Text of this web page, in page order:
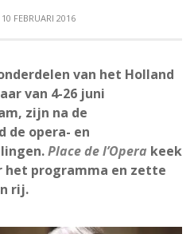
10 FEBRUARI 2016
van het Holland
van 4-26 juni
zijn na de
opera- en
Place de l’Opera keek
het programma en zette
rij.